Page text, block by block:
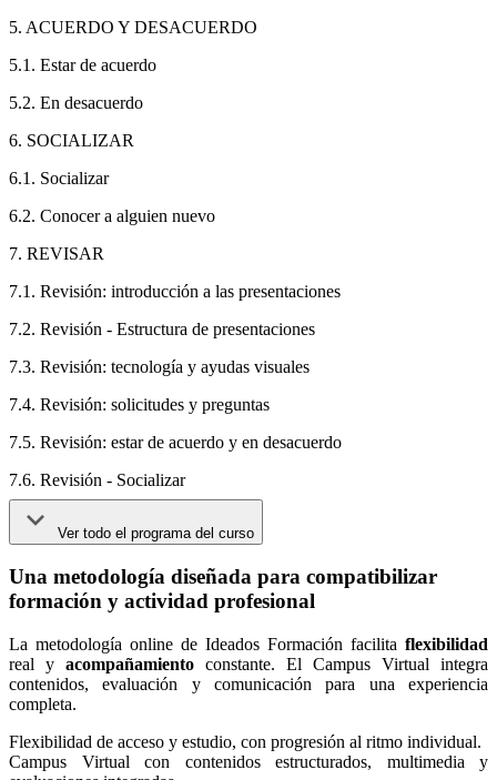
5. ACUERDO Y DESACUERDO
5.1. Estar de acuerdo
5.2. En desacuerdo
6. SOCIALIZAR
6.1. Socializar
6.2. Conocer a alguien nuevo
7. REVISAR
7.1. Revisión: introducción a las presentaciones
7.2. Revisión - Estructura de presentaciones
7.3. Revisión: tecnología y ayudas visuales
7.4. Revisión: solicitudes y preguntas
7.5. Revisión: estar de acuerdo y en desacuerdo
7.6. Revisión - Socializar
Ver todo el programa del curso
Una metodología diseñada para compatibilizar
formación y actividad profesional
La metodología online de Ideados Formación facilita flexibilidad
real y acompañamiento constante. El Campus Virtual integra
contenidos, evaluación y comunicación para una experiencia
completa.
Flexibilidad de acceso y estudio, con progresión al ritmo individual.
Campus Virtual con contenidos estructurados, multimedia y